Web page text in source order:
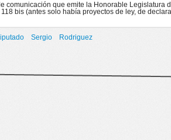
comunicación que emite la Honorable Legislatura
bis (antes solo había proyectos de ley, de
Sergio
Rodriguez